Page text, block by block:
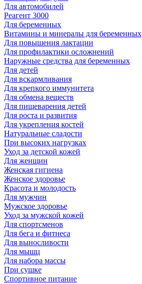
Для автомобилей
Реагент 3000
Для беременных
Витамины и минералы для беременных
Для повышения лактации
Для профилактики осложнений
Наружные средства для беременных
Для детей
Для вскармливания
Для крепкого иммунитета
Для обмена веществ
Для пищеварения детей
Для роста и развития
Для укрепления костей
Натуральные сладости
При высоких нагрузках
Уход за детской кожей
Для женщин
Женская гигиена
Женское здоровье
Красота и молодость
Для мужчин
Мужское здоровье
Уход за мужской кожей
Для спортсменов
Для бега и фитнеса
Для выносливости
Для мышц
Для набора массы
При сушке
Спортивное питание